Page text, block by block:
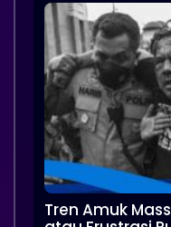
Tren Amuk